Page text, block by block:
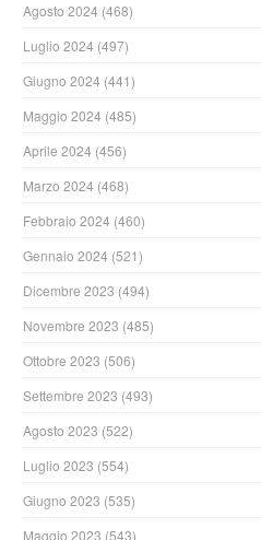
Agosto 2024 (468)
Luglio 2024 (497)
Giugno 2024 (441)
Maggio 2024 (485)
Aprile 2024 (456)
Marzo 2024 (468)
Febbraio 2024 (460)
Gennaio 2024 (521)
Dicembre 2023 (494)
Novembre 2023 (485)
Ottobre 2023 (506)
Settembre 2023 (493)
Agosto 2023 (522)
Luglio 2023 (554)
Giugno 2023 (535)
Maggio 2023 (543)